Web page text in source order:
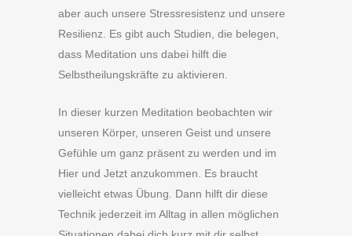
aber auch unsere Stressresistenz und unsere
Resilienz. Es gibt auch Studien, die belegen,
dass Meditation uns dabei hilft die
Selbstheilungskräfte zu aktivieren.
In dieser kurzen Meditation beobachten wir
unseren Körper, unseren Geist und unsere
Gefühle um ganz präsent zu werden und im
Hier und Jetzt anzukommen. Es braucht
vielleicht etwas Übung. Dann hilft dir diese
Technik jederzeit im Alltag in allen möglichen